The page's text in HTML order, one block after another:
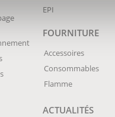
EPI
FOURNITURE
Accessoires
Consommables
Flamme
ACTUALITÉS